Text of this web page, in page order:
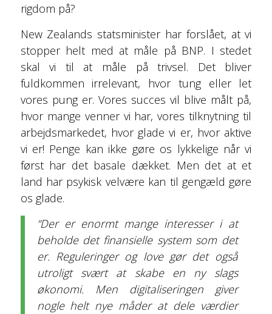
rigdom på?
New Zealands statsminister har forslået, at vi
stopper helt med at måle på BNP. I stedet
skal vi til at måle på trivsel. Det bliver
fuldkommen irrelevant, hvor tung eller let
vores pung er. Vores succes vil blive målt på,
hvor mange venner vi har, vores tilknytning til
arbejdsmarkedet, hvor glade vi er, hvor aktive
vi er! Penge kan ikke gøre os lykkelige når vi
først har det basale dækket. Men det at et
land har psykisk velvære kan til gengæld gøre
os glade.
“Der er enormt mange interesser i at
beholde det finansielle system som det
er. Reguleringer og love gør det også
utroligt svært at skabe en ny slags
økonomi. Men digitaliseringen giver
nogle helt nye måder at dele værdier